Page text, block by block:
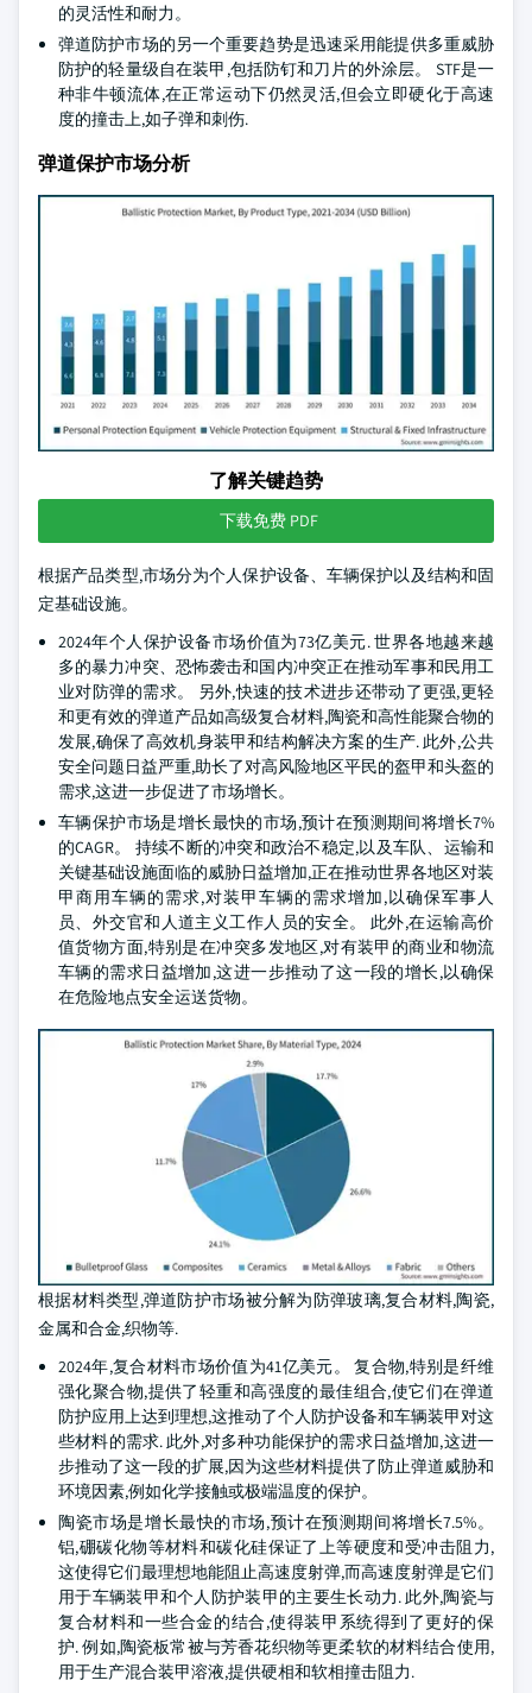
的灵活性和耐力。
弹道防护市场的另一个重要趋势是迅速采用能提供多重威胁
防护的轻量级自在装甲,包括防钉和刀片的外涂层。 STF是一
种非牛顿流体,在正常运动下仍然灵活,但会立即硬化于高速
度的撞击上,如子弹和刺伤.
弹道保护市场分析
了解关键趋势
下载免费 PDF
根据产品类型,市场分为个人保护设备、车辆保护以及结构和固
定基础设施。
2024年个人保护设备市场价值为73亿美元. 世界各地越来越
多的暴力冲突、恐怖袭击和国内冲突正在推动军事和民用工
业对防弹的需求。 另外,快速的技术进步还带动了更强,更轻
和更有效的弹道产品如高级复合材料,陶瓷和高性能聚合物的
发展,确保了高效机身装甲和结构解决方案的生产. 此外,公共
安全问题日益严重,助长了对高风险地区平民的盔甲和头盔的
需求,这进一步促进了市场增长。
车辆保护市场是增长最快的市场,预计在预测期间将增长7%
的CAGR。 持续不断的冲突和政治不稳定,以及车队、运输和
关键基础设施面临的威胁日益增加,正在推动世界各地区对装
甲商用车辆的需求,对装甲车辆的需求增加,以确保军事人
员、外交官和人道主义工作人员的安全。 此外,在运输高价
值货物方面,特别是在冲突多发地区,对有装甲的商业和物流
车辆的需求日益增加,这进一步推动了这一段的增长,以确保
在危险地点安全运送货物。
根据材料类型,弹道防护市场被分解为防弹玻璃,复合材料,陶瓷,
金属和合金,织物等.
2024年,复合材料市场价值为41亿美元。 复合物,特别是纤维
强化聚合物,提供了轻重和高强度的最佳组合,使它们在弹道
防护应用上达到理想,这推动了个人防护设备和车辆装甲对这
些材料的需求. 此外,对多种功能保护的需求日益增加,这进一
步推动了这一段的扩展,因为这些材料提供了防止弹道威胁和
环境因素,例如化学接触或极端温度的保护。
陶瓷市场是增长最快的市场,预计在预测期间将增长7.5%。
铝,硼碳化物等材料和碳化硅保证了上等硬度和受冲击阻力,
这使得它们最理想地能阻止高速度射弹,而高速度射弹是它们
用于车辆装甲和个人防护装甲的主要生长动力. 此外,陶瓷与
复合材料和一些合金的结合,使得装甲系统得到了更好的保
护. 例如,陶瓷板常被与芳香花织物等更柔软的材料结合使用,
用于生产混合装甲溶液,提供硬相和软相撞击阻力.